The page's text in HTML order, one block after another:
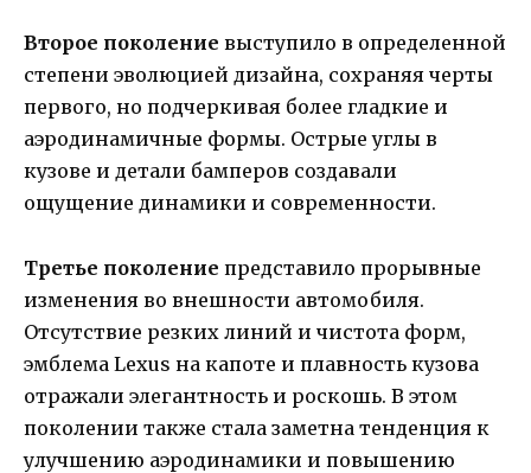
Второе поколение выступило в определенной
степени эволюцией дизайна, сохраняя черты
первого, но подчеркивая более гладкие и
аэродинамичные формы. Острые углы в
кузове и детали бамперов создавали
ощущение динамики и современности.
Третье поколение представило прорывные
изменения во внешности автомобиля.
Отсутствие резких линий и чистота форм,
эмблема Lexus на капоте и плавность кузова
отражали элегантность и роскошь. В этом
поколении также стала заметна тенденция к
улучшению аэродинамики и повышению